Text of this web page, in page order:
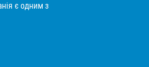
є одним з